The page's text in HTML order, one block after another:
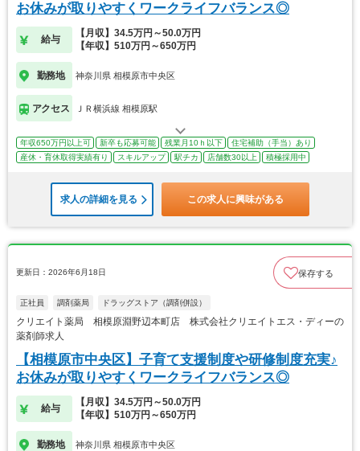
お休みが取りやすくワークライフバランス◎
給与
【月収】34.5万円～50.0万円
【年収】510万円～650万円
勤務地 神奈川県 相模原市中央区
アクセス ＪＲ横浜線 相模原駅
年収650万円以上可 新卒も応募可能 残業月10ｈ以下
住宅補助（手当）あり
産休・育休取得実績有り
スキルアップ 駅チカ 店舗数30以上 積極採用中
求人の詳細を見る この求人に興味がある
更新日：2026年6月18日 保存する
正社員 調剤薬局 ドラッグストア（調剤併設）
クリエイト薬局 相模原淵野辺本町店 株式会社クリエイトエス・ディーの
薬剤師求人
【相模原市中央区】子育て支援制度や研修制度充実♪
お休みが取りやすくワークライフバランス◎
給与
【月収】34.5万円～50.0万円
【年収】510万円～650万円
勤務地 神奈川県 相模原市中央区